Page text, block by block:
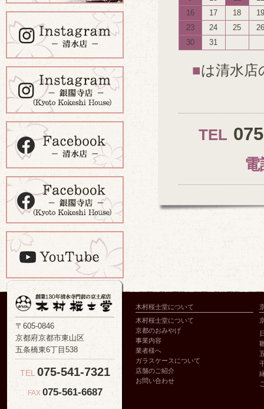
16
17 18
19
23
24 25
26
30
31
■は清水店
TEL
電
〒605-0846
京都府京都市東山区
五条橋東6丁目538
TEL 075-541-7321
FAX 075-561-6687
木村桜士堂について
木村桜士堂について
京都のおみやげ
事業内容
業者様へ
ガラスケースについて
店舗のご紹介
お問い合わせ